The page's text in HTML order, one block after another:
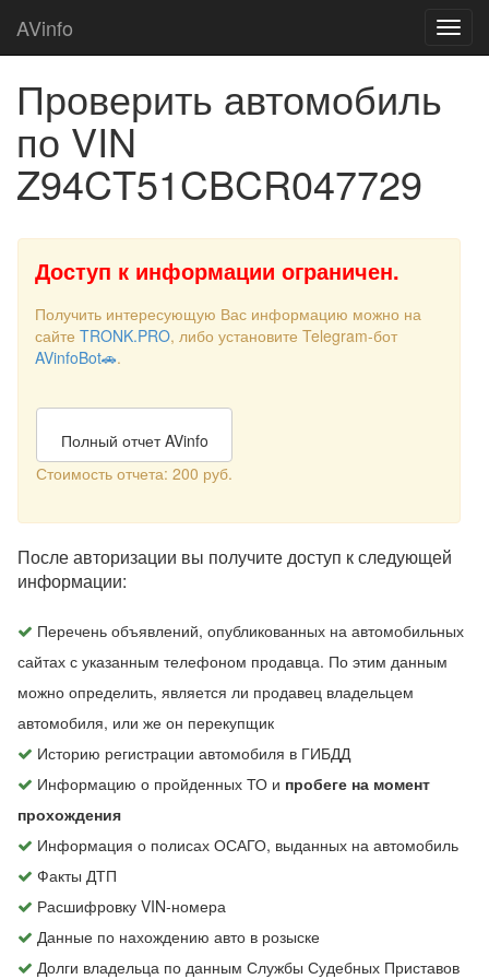
AVinfo
Проверить автомобиль
по VIN
Z94CT51CBCR047729
Доступ к информации ограничен.
Получить интересующую Вас информацию можно на
сайте TRONK.PRO, либо установите Telegram-бот
AVinfoBot🚗.
Полный отчет AVinfo
Стоимость отчета: 200 руб.
После авторизации вы получите доступ к следующей
информации:
Перечень объявлений, опубликованных на автомобильных
сайтах с указанным телефоном продавца. По этим данным
можно определить, является ли продавец владельцем
автомобиля, или же он перекупщик
Историю регистрации автомобиля в ГИБДД
Информацию о пройденных ТО и пробеге на момент
прохождения
Информация о полисах ОСАГО, выданных на автомобиль
Факты ДТП
Расшифровку VIN-номера
Данные по нахождению авто в розыске
Долги владельца по данным Службы Судебных Приставов